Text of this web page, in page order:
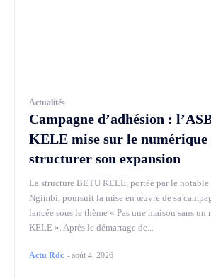
Actualités
Campagne d’adhésion :
KELE mise sur le
structurer son expansion
La structure BETU KELE, portée par le
Ngimbi, poursuit la mise en œuvre de sa
lancée sous le thème « Pas une maison sans un
KELE ». Après le démarrage de...
Actu Rdc -août 4, 2026